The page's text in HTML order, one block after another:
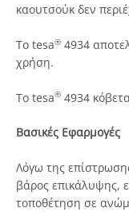
καουτσούκ δεν
Το tesa® 4934
χρήση.
Το tesa® 4934
Βασικές Εφαρμογές
Λόγω της
βάρος επικάλυψης,
τοποθέτηση σε